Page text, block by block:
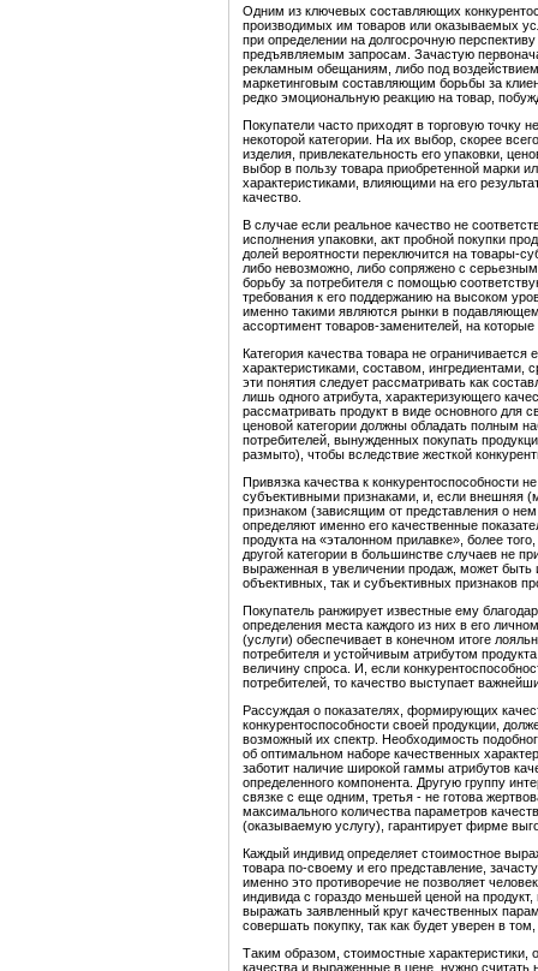
Одним из ключевых составляющих
производимых им товаров или оказываемых
при определении на долгосрочную
предъявляемым запросам. Зачастую
рекламным обещаниям, либо под
маркетинговым составляющим борьбы за
редко эмоциональную реакцию на товар,
Покупатели часто приходят в торговую точку
некоторой категории. На их выбор, скорее
изделия, привлекательность его упаковки,
выбор в пользу товара приобретенной марки
характеристиками, влияющими на его
качество.
В случае если реальное качество не
исполнения упаковки, акт пробной покупки
долей вероятности переключится на товары-
либо невозможно, либо сопряжено с
борьбу за потребителя с помощью
требования к его поддержанию на высоком
именно такими являются рынки в
ассортимент товаров-заменителей, на
Категория качества товара не
характеристиками, составом, ингредиентами,
эти понятия следует рассматривать как
лишь одного атрибута, характеризующего
рассматривать продукт в виде основного для
ценовой категории должны обладать полным
потребителей, вынужденных покупать
размыто), чтобы вследствие жесткой
Привязка качества к конкурентоспособности
субъективными признаками, и, если внешняя
признаком (зависящим от представления о
определяют именно его качественные
продукта на «эталонном прилавке», более
другой категории в большинстве случаев не
выраженная в увеличении продаж, может быть
объективных, так и субъективных признаков
Покупатель ранжирует известные ему
определения места каждого из них в его
(услуги) обеспечивает в конечном итоге
потребителя и устойчивым атрибутом
величину спроса. И, если
потребителей, то качество выступает
Рассуждая о показателях, формирующих
конкурентоспособности своей продукции,
возможный их спектр. Необходимость
об оптимальном наборе качественных
заботит наличие широкой гаммы атрибутов
определенного компонента. Другую группу
связке с еще одним, третья - не готова
максимального количества параметров
(оказываемую услугу), гарантирует фирме
Каждый индивид определяет стоимостное
товара по-своему и его представление,
именно это противоречие не позволяет
индивида с гораздо меньшей ценой на
выражать заявленный круг качественных
совершать покупку, так как будет уверен в
Таким образом, стоимостные
качества и выраженные в цене, нужно считать